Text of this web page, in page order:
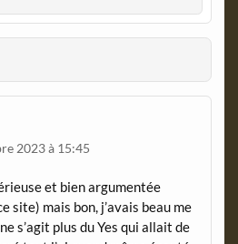
2023 à 15:45
et bien argumentée
site) mais bon, j’avais beau me
s’agit plus du Yes qui allait de